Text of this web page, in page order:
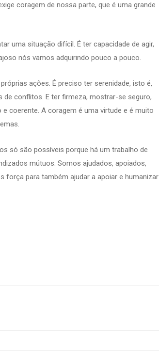
coragem de nossa parte, que é uma grande
uma situação difícil. É ter capacidade de agir,
nós vamos adquirindo pouco a pouco.
ações. É preciso ter serenidade, isto é,
conflitos. E ter firmeza, mostrar-se seguro,
coerente. A coragem é uma virtude e é muito
só são possíveis porque há um trabalho de
mútuos. Somos ajudados, apoiados,
força para também ajudar a apoiar e humanizar
Vasconcelos,